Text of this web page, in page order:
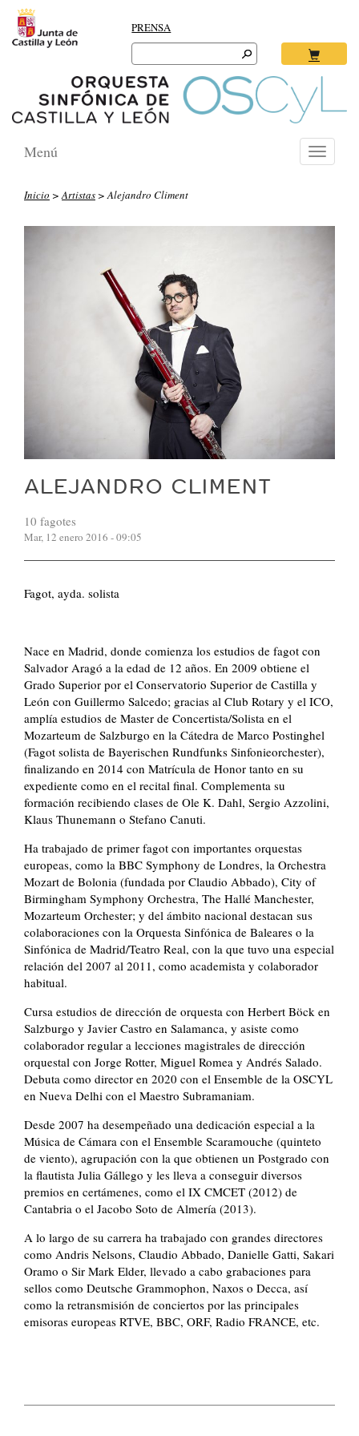
PRENSA
Search
for:
Toggle
Menú
Inicio >Artistas > Alejandro Climent
ALEJANDRO CLIMENT
10 fagotes
Mar, 12 enero 2016 - 09:05
Fagot, ayda. solista
Nace en Madrid, donde comienza los estudios de fagot con
Salvador Aragó a la edad de 12 años. En 2009 obtiene el
Grado Superior por el Conservatorio Superior de Castilla y
León con Guillermo Salcedo; gracias al Club Rotary y el ICO,
amplía estudios de Master de Concertista/Solista en el
Mozarteum de Salzburgo en la Cátedra de Marco Postinghel
(Fagot solista de Bayerischen Rundfunks Sinfonieorchester),
finalizando en 2014 con Matrícula de Honor tanto en su
expediente como en el recital final. Complementa su
formación recibiendo clases de Ole K. Dahl, Sergio Azzolini,
Klaus Thunemann o Stefano Canuti.
Ha trabajado de primer fagot con importantes orquestas
europeas, como la BBC Symphony de Londres, la Orchestra
Mozart de Bolonia (fundada por Claudio Abbado), City of
Birmingham Symphony Orchestra, The Hallé Manchester,
Mozarteum Orchester; y del ámbito nacional destacan sus
colaboraciones con la Orquesta Sinfónica de Baleares o la
Sinfónica de Madrid/Teatro Real, con la que tuvo una especial
relación del 2007 al 2011, como academista y colaborador
habitual.
Cursa estudios de dirección de orquesta con Herbert Böck en
Salzburgo y Javier Castro en Salamanca, y asiste como
colaborador regular a lecciones magistrales de dirección
orquestal con Jorge Rotter, Miguel Romea y Andrés Salado.
Debuta como director en 2020 con el Ensemble de la OSCYL
en Nueva Delhi con el Maestro Subramaniam.
Desde 2007 ha desempeñado una dedicación especial a la
Música de Cámara con el Ensemble Scaramouche (quinteto
de viento), agrupación con la que obtienen un Postgrado con
la flautista Julia Gállego y les lleva a conseguir diversos
premios en certámenes, como el IX CMCET (2012) de
Cantabria o el Jacobo Soto de Almería (2013).
A lo largo de su carrera ha trabajado con grandes directores
como Andris Nelsons, Claudio Abbado, Danielle Gatti, Sakari
Oramo o Sir Mark Elder, llevado a cabo grabaciones para
sellos como Deutsche Grammophon, Naxos o Decca, así
como la retransmisión de conciertos por las principales
emisoras europeas RTVE, BBC, ORF, Radio FRANCE, etc.